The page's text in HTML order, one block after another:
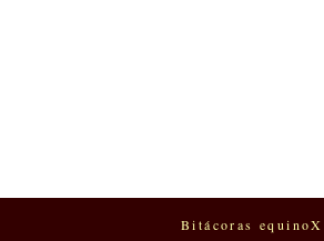
Bitácoras